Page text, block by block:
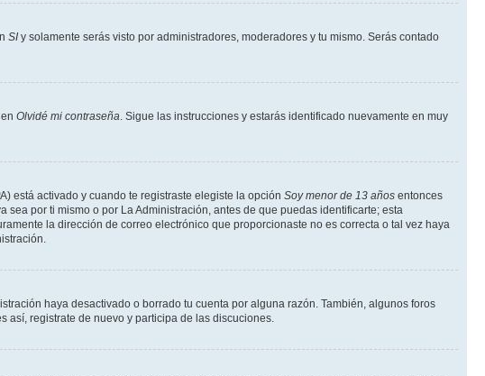
SI y solamente serás visto por administradores, moderadores y tu mismo. Serás contado
Olvidé mi contraseña. Sigue las instrucciones y estarás identificado nuevamente en muy
está activado y cuando te registraste elegiste la opción Soy menor de 13 años entonces
por ti mismo o por La Administración, antes de que puedas identificarte; esta
la dirección de correo electrónico que proporcionaste no es correcta o tal vez haya
haya desactivado o borrado tu cuenta por alguna razón. También, algunos foros
así, registrate de nuevo y participa de las discuciones.